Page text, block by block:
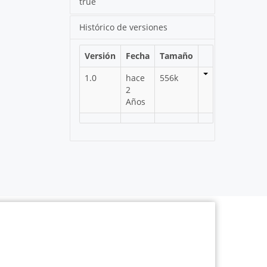
Histórico de versiones
Versión Fecha
Tamaño
1.0
hace
2
Años
556k